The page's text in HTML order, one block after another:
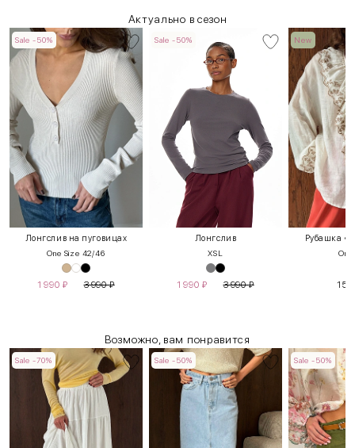
Актуально в сезон
Sale -50%
Лонгслив на пуговицах
One Size 42/46
1 990 ₽ 3 990₽
Sale -50%
Лонгслив
XSL
1 990 ₽ 3 990₽
New
Рубашка
15
Возможно, вам понравится
Sale -70% Sale -50% Sale -50%